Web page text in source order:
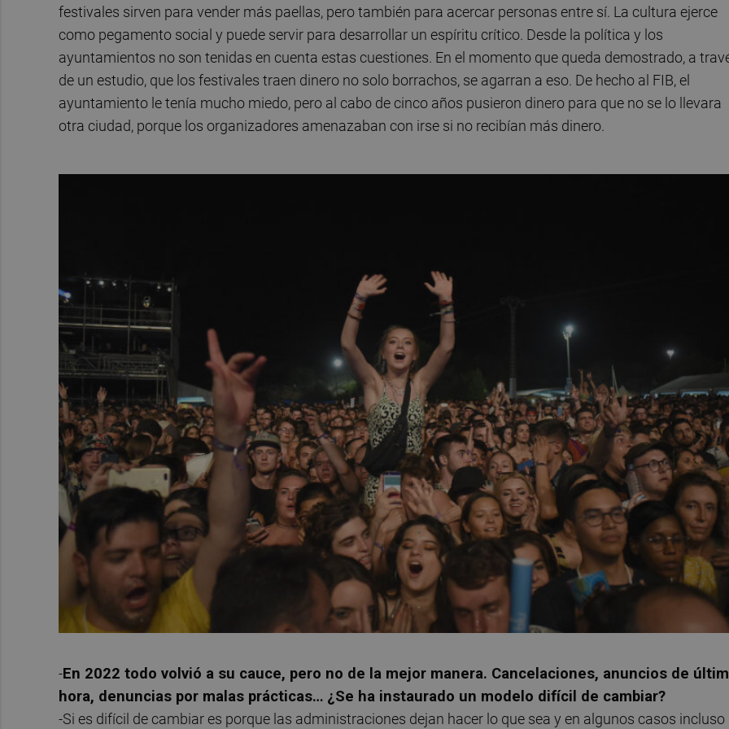
festivales sirven para vender más paellas, pero también para acercar personas entre sí. La cultura ejerce
como pegamento social y puede servir para desarrollar un espíritu crítico. Desde la política y los
ayuntamientos no son tenidas en cuenta estas cuestiones. En el momento que queda demostrado, a
de un estudio, que los festivales traen dinero no solo borrachos, se agarran a eso. De hecho al FIB, el
ayuntamiento le tenía mucho miedo, pero al cabo de cinco años pusieron dinero para que no se lo llevara
otra ciudad, porque los organizadores amenazaban con irse si no recibían más dinero.
-En 2022 todo volvió a su cauce, pero no de la mejor manera. Cancelaciones, anuncios de
hora, denuncias por malas prácticas… ¿Se ha instaurado un modelo difícil de cambiar?
-Si es difícil de cambiar es porque las administraciones dejan hacer lo que sea y en algunos casos incluso